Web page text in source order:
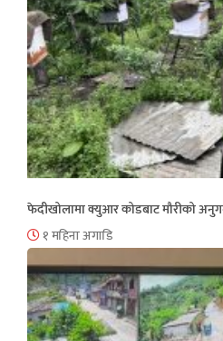
फेदीखोलामा क्युआर कोडबाट मौरीको
१ महिना अगाडि